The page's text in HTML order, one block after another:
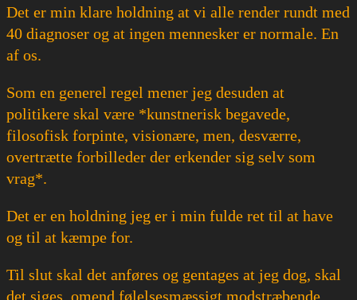
Det er min klare holdning at vi alle render rundt med
40 diagnoser og at ingen mennesker er normale. En
af os.
Som en generel regel mener jeg desuden at
politikere skal være *kunstnerisk begavede,
filosofisk forpinte, visionære, men, desværre,
overtrætte forbilleder der erkender sig selv som
vrag*.
Det er en holdning jeg er i min fulde ret til at have
og til at kæmpe for.
Til slut skal det anføres og gentages at jeg dog, skal
det siges, omend følelsesmæssigt modstræbende,